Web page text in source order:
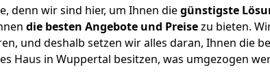
denn wir sind hier, um Ihnen diegünstigste
die besten Angebote und Preisezu bieten.
und deshalb setzen wir alles daran, Ihnen die
Haus in Wuppertal besitzen, was umgezogen